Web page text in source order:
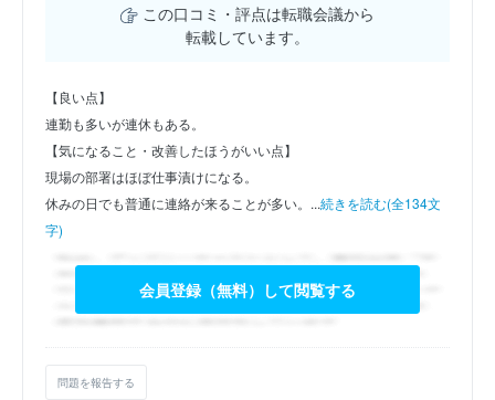
この口コミ・評点は転職会議から
転載しています。
【良い点】
連勤も多いが連休もある。
【気になること・改善したほうがいい点】
現場の部署はほぼ仕事漬けになる。
休みの日でも普通に連絡が来ることが多い。...続きを読む(全134文
字)
会員登録（無料）して閲覧する
問題を報告する